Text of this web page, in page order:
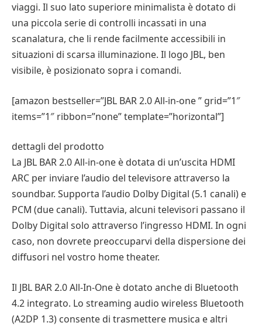
viaggi. Il suo lato superiore minimalista è dotato di
una piccola serie di controlli incassati in una
scanalatura, che li rende facilmente accessibili in
situazioni di scarsa illuminazione. Il logo JBL, ben
visibile, è posizionato sopra i comandi.
[amazon bestseller=”JBL BAR 2.0 All-in-one ” grid=”1″
items=”1″ ribbon=”none” template=”horizontal”]
dettagli del prodotto
La JBL BAR 2.0 All-in-one è dotata di un’uscita HDMI
ARC per inviare l’audio del televisore attraverso la
soundbar. Supporta l’audio Dolby Digital (5.1 canali) e
PCM (due canali). Tuttavia, alcuni televisori passano il
Dolby Digital solo attraverso l’ingresso HDMI. In ogni
caso, non dovrete preoccuparvi della dispersione dei
diffusori nel vostro home theater.
Il JBL BAR 2.0 All-In-One è dotato anche di Bluetooth
4.2 integrato. Lo streaming audio wireless Bluetooth
(A2DP 1.3) consente di trasmettere musica e altri